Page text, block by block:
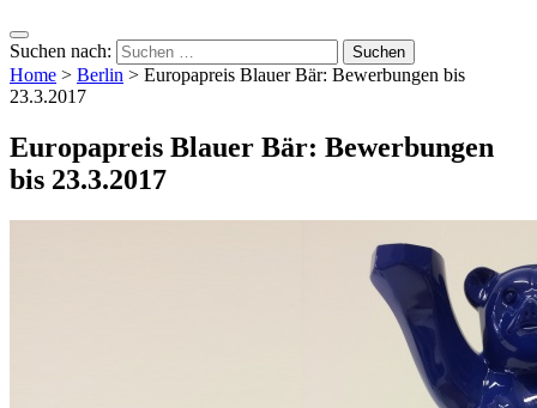
Suchen nach:
Home > Berlin > Europapreis Blauer Bär: Bewerbungen bis
23.3.2017
Europapreis Blauer Bär: Bewerbungen
bis 23.3.2017